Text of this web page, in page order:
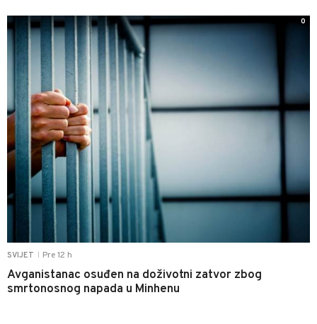
SVIJET Pre 12 h
Avganistanac osuđen na doživotni zatvor zbog
smrtonosnog napada u Minhenu
0